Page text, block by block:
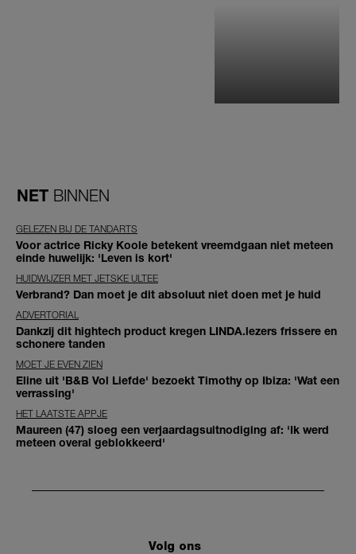
NET BINNEN
GELEZEN BIJ DE TANDARTS
Voor actrice Ricky Koole betekent vreemdgaan niet meteen
einde huwelijk: 'Leven is kort'
HUIDWIJZER MET JETSKE ULTEE
Verbrand? Dan moet je dit absoluut niet doen met je huid
ADVERTORIAL
Dankzij dit hightech product kregen LINDA.lezers frissere en
schonere tanden
MOET JE EVEN ZIEN
Eline uit 'B&B Vol Liefde' bezoekt Timothy op Ibiza: 'Wat een
verrassing'
HET LAATSTE APPJE
Maureen (47) sloeg een verjaardagsuitnodiging af: 'Ik werd
meteen overal geblokkeerd'
Volg ons